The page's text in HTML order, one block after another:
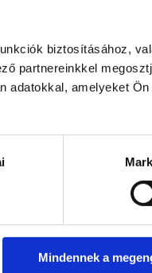
biztosításához,
partnereinkkel
adatokkal, amelyeket Ön
Mindennek a